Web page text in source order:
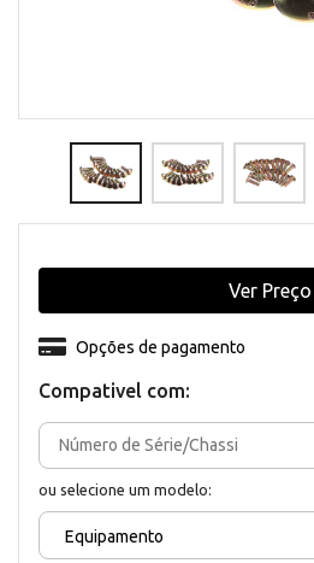
Compativel com:
ou selecione um modelo:
Equipamento
Opções de pagamento
Ver Preço